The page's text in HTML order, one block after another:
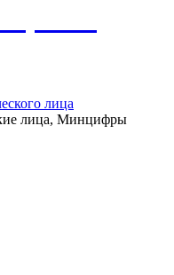
лица
лица, Минцифры